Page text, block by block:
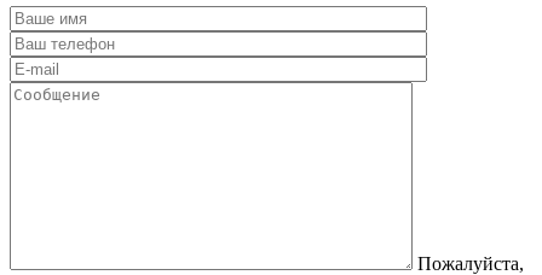
Пожалуйста,